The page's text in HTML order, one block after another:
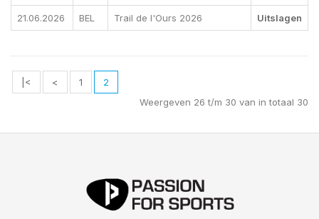
21.06.2026 BEL Trail de l'Ours 2026 Uitslagen
|< < 1
2
Weergeven 26 t/m 30 van in totaal 30